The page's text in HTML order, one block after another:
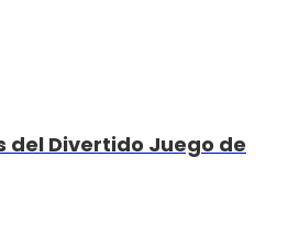
del Divertido Juego de